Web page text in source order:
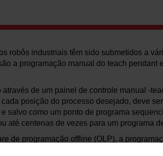
robôs industriais têm sido submetidos a
a programação manual do teach pendant
através de um painel de controle manual -
posição do processo desejado, deve
salvo como um ponto de programa
até centenas de vezes para um programa
de programação offline (OLP), a